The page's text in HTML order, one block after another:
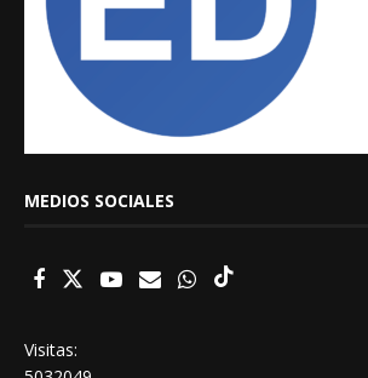
MEDIOS SOCIALES
Visitas: